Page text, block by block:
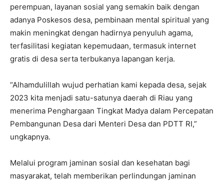
perempuan, layanan sosial yang semakin baik dengan
adanya Poskesos desa, pembinaan mental spiritual yang
makin meningkat dengan hadirnya penyuluh agama,
terfasilitasi kegiatan kepemudaan, termasuk internet
gratis di desa serta terbukanya lapangan kerja.
“Alhamdulillah wujud perhatian kami kepada desa, sejak
2023 kita menjadi satu-satunya daerah di Riau yang
menerima Penghargaan Tingkat Madya dalam Percepatan
Pembangunan Desa dari Menteri Desa dan PDTT RI,”
ungkapnya.
Melalui program jaminan sosial dan kesehatan bagi
masyarakat, telah memberikan perlindungan jaminan